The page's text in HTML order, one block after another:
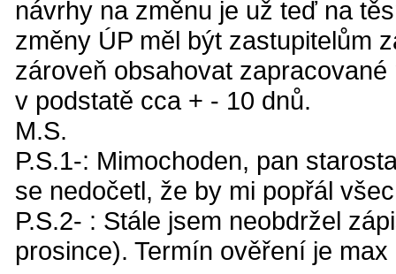
návrhy na změnu je už teď na
změny ÚP měl být zastupitelům
zároveň obsahovat
v podstatě cca + - 10 dnů.
M.S.
P.S.1-: Mimochoden, pan
se nedočetl, že by mi popřál
P.S.2- : Stále jsem neobdržel
prosince). Termín ověření je max